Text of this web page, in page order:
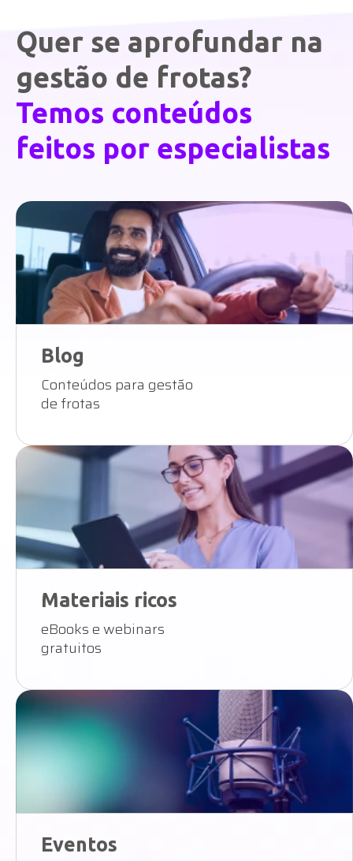
Quer se aprofundar na
gestão de frotas?
Temos conteúdos
feitos por especialistas
Blog
Conteúdos para gestão
de frotas
Materiais ricos
eBooks e webinars
gratuitos
Eventos